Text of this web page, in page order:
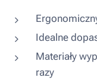
Idealne
Materiały
razy